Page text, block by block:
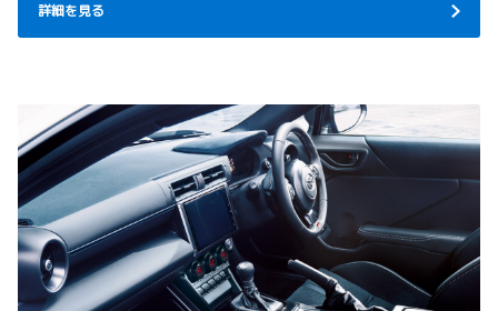
詳細を見る